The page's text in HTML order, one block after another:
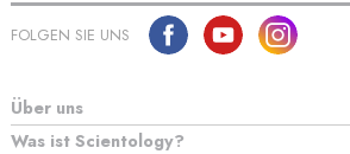
FOLGEN SIE UNS
Über uns
Was ist Scientology?